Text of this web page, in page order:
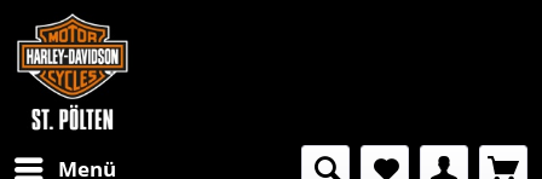
Menü